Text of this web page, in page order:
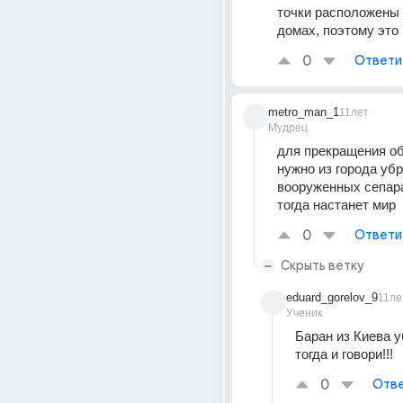
точки
домах, поэтому
0
metro_man_1
Мудрец
11лет
для прекращения
нужно из города
вооруженных
тогда настанет мир
0
Скрыть ветку
eduard_gorelov_9
Ученик
Баран из Киева
тогда и говори!!!
0